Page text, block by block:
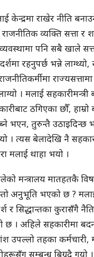
केन्द्रमा राखेर नीति
राजनीतिक व्यक्ति सत्ता र
पनि सबै खाले
रहनुपर्छ भन्ने
राज्यसत्तामा
। मलाई
ठगिएका छौँ,
भएन, तुरुन्तै
। त्यस बेलादेखि नै
मलाई थाहा भयो ।
मन्त्रालय मातहतकै
अनुभूति भएको छ ?
र सिद्धान्तका कुरासँगै
। अहिले सहकारीमा
तहका कर्मचारी,
सम्बन्ध बिग्रदै